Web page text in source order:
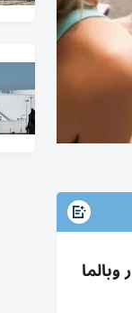
رحلات زنجبار وبالما